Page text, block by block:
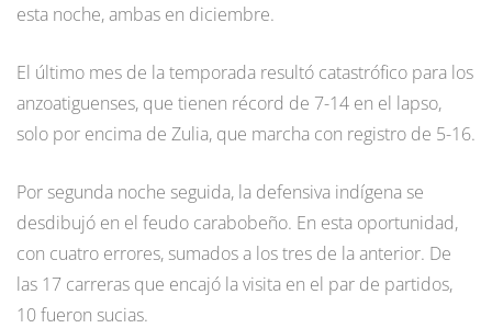
esta noche, ambas en diciembre.
El último mes de la temporada resultó catastrófico para los
anzoatiguenses, que tienen récord de 7-14 en el lapso,
solo por encima de Zulia, que marcha con registro de 5-16.
Por segunda noche seguida, la defensiva indígena se
desdibujó en el feudo carabobeño. En esta oportunidad,
con cuatro errores, sumados a los tres de la anterior. De
las 17 carreras que encajó la visita en el par de partidos,
10 fueron sucias.